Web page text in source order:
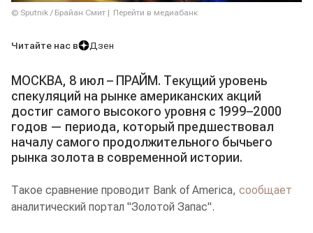
© Sputnik / Брайан Смит Перейти в медиабанк
Читайте нас в Дзен
МОСКВА, 8 июл – ПРАЙМ. Текущий уровень
спекуляций на рынке американских акций
достиг самого высокого уровня с 1999–2000
годов — периода, который предшествовал
началу самого продолжительного бычьего
рынка золота в современной истории.
Такое сравнение проводит Bank of America, сообщает
аналитический портал "Золотой Запас".